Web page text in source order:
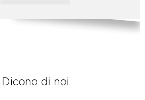
Dicono di noi